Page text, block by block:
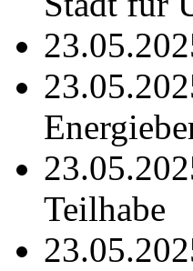
Teilhabe